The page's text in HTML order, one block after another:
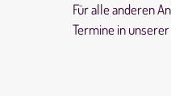
Für alle anderen
Termine in